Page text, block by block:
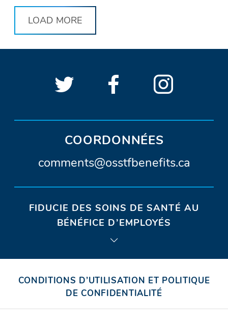
LOAD MORE
Suivre
sur
Twitter.
(Ouvrir
une
nouvelle
fenêtre)
Suivre
sur
Facebook.
(Ouvrir
une
nouvelle
fenêtre)
Suivre
surune
COORDONNÉES
A
r
s
e
comments@osstfbenefits.ca
FIDUCIE DES SOINS DE SANTÉ AU
BÉNÉFICE D’EMPLOYÉS
CONDITIONS D’UTILISATION ET POLITIQUE
DE CONFIDENTIALITÉ